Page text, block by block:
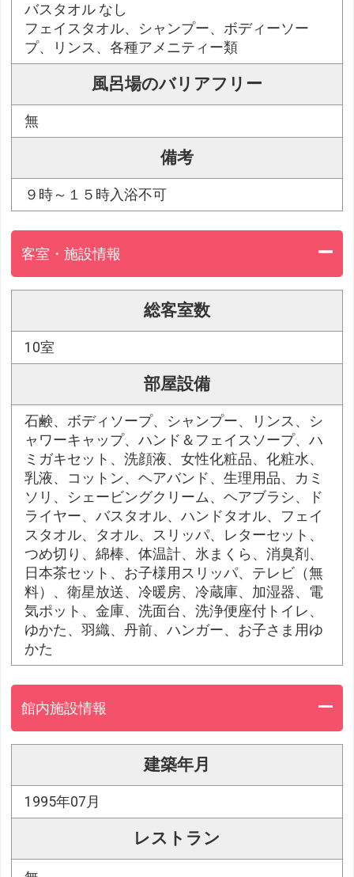
バスタオル なし
フェイスタオル、シャンプー、ボディーソー
プ、リンス、各種アメニティー類
風呂場のバリアフリー
無
備考
９時～１５時入浴不可
客室・施設情報
総客室数
10室
部屋設備
石鹸、ボディソープ、シャンプー、リンス、シ
ャワーキャップ、ハンド＆フェイスソープ、ハ
ミガキセット、洗顔液、女性化粧品、化粧水、
乳液、コットン、ヘアバンド、生理用品、カミ
ソリ、シェービングクリーム、ヘアブラシ、ド
ライヤー、バスタオル、ハンドタオル、フェイ
スタオル、タオル、スリッパ、レターセット、
つめ切り、綿棒、体温計、氷まくら、消臭剤、
日本茶セット、お子様用スリッパ、テレビ（無
料）、衛星放送、冷暖房、冷蔵庫、加湿器、電
気ポット、金庫、洗面台、洗浄便座付トイレ、
ゆかた、羽織、丹前、ハンガー、お子さま用ゆ
かた
館内施設情報
建築年月
1995年07月
レストラン